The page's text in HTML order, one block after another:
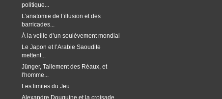
politique...
L’anatomie de l’illusion et des
barricades...
À la veille d’un soulèvement mondial
Le Japon et l’Arabie Saoudite
mettent...
Jünger, Tallement des Réaux, et
l'homme...
Les limites du Jeu
Alexandre Douguine et la croisade